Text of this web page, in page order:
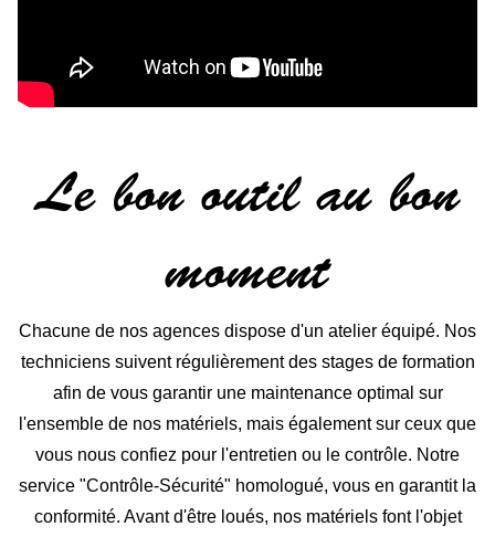
Le bon outil au bon
moment
Chacune de nos agences dispose d'un atelier équipé. Nos
techniciens suivent régulièrement des stages de formation
afin de vous garantir une maintenance optimal sur
l'ensemble de nos matériels, mais également sur ceux que
vous nous confiez pour l'entretien ou le contrôle. Notre
service "Contrôle-Sécurité" homologué, vous en garantit la
conformité. Avant d'être loués, nos matériels font l'objet